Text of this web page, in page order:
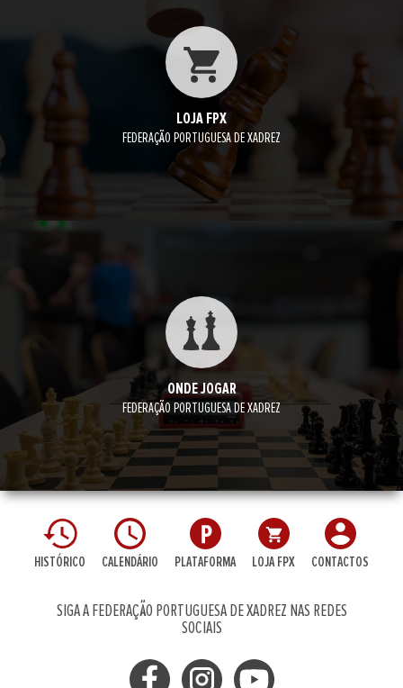
LOJA FPX
FEDERAÇÃO PORTUGUESA DE XADREZ
ONDE JOGAR
FEDERAÇÃO PORTUGUESA DE XADREZ
HISTÓRICO CALENDÁRIO PLATAFORMA LOJA FPX CONTACTOS
SIGA A FEDERAÇÃO PORTUGUESA DE XADREZ NAS REDES
SOCIAIS